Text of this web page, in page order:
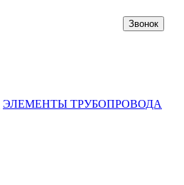
ЭЛЕМЕНТЫ ТРУБОПРОВОДА
Звонок